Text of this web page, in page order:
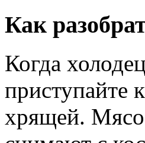
Как
Когда
приступайте
хрящей. Мясо